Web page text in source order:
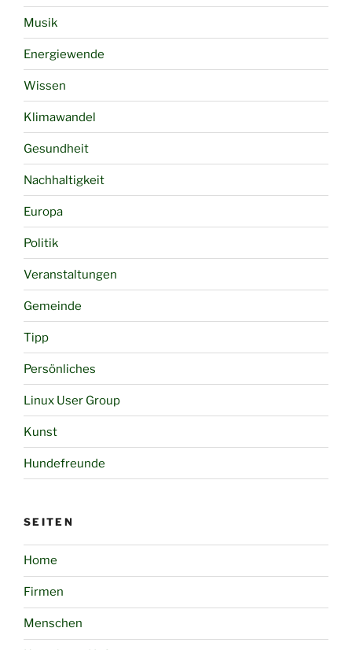
Musik
Energiewende
Wissen
Klimawandel
Gesundheit
Nachhaltigkeit
Europa
Politik
Veranstaltungen
Gemeinde
Tipp
Persönliches
Linux User Group
Kunst
Hundefreunde
SEITEN
Home
Firmen
Menschen